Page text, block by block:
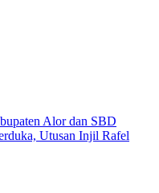
Alor dan SBD
Utusan Injil Rafel